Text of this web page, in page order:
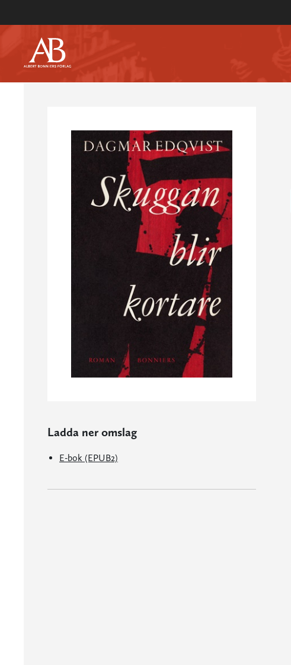
Ladda ner omslag
E-bok (EPUB2)